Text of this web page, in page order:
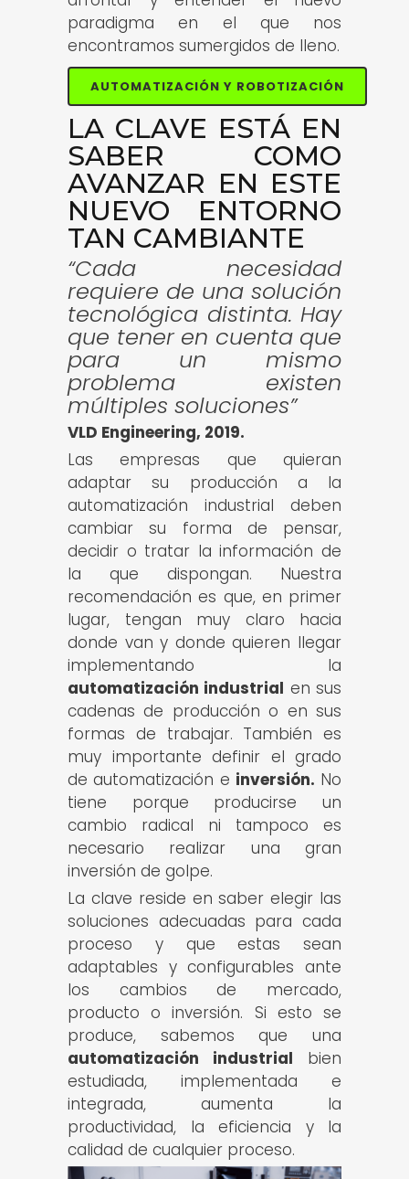
paradigma en el que nos
encontramos sumergidos de lleno.
AUTOMATIZACIÓN Y ROBOTIZACIÓN
LA CLAVE ESTÁ EN
SABER COMO
AVANZAR EN ESTE
NUEVO ENTORNO
TAN CAMBIANTE
“Cada necesidad
requiere de una solución
tecnológica distinta. Hay
que tener en cuenta que
para un mismo
problema existen
múltiples soluciones”
VLD Engineering, 2019.
Las empresas que quieran
adaptar su producción a la
automatización industrial deben
cambiar su forma de pensar,
decidir o tratar la información de
la que dispongan. Nuestra
recomendación es que, en primer
lugar, tengan muy claro hacia
donde van y donde quieren llegar
implementando la
automatización industrial en sus
cadenas de producción o en sus
formas de trabajar. También es
muy importante definir el grado
de automatización e inversión. No
tiene porque producirse un
cambio radical ni tampoco es
necesario realizar una gran
inversión de golpe.
La clave reside en saber elegir las
soluciones adecuadas para cada
proceso y que estas sean
adaptables y configurables ante
los cambios de mercado,
producto o inversión. Si esto se
produce, sabemos que una
automatización industrial bien
estudiada, implementada e
integrada, aumenta la
productividad, la eficiencia y la
calidad de cualquier proceso.